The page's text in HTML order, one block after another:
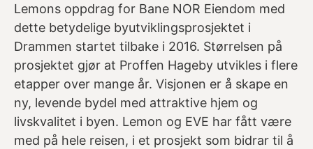
Lemons oppdrag for Bane NOR Eiendom med
dette betydelige byutviklingsprosjektet i
Drammen startet tilbake i 2016. Størrelsen på
prosjektet gjør at Proffen Hageby utvikles i flere
etapper over mange år. Visjonen er å skape en
ny, levende bydel med attraktive hjem og
livskvalitet i byen. Lemon og EVE har fått være
med på hele reisen, i et prosjekt som bidrar til å